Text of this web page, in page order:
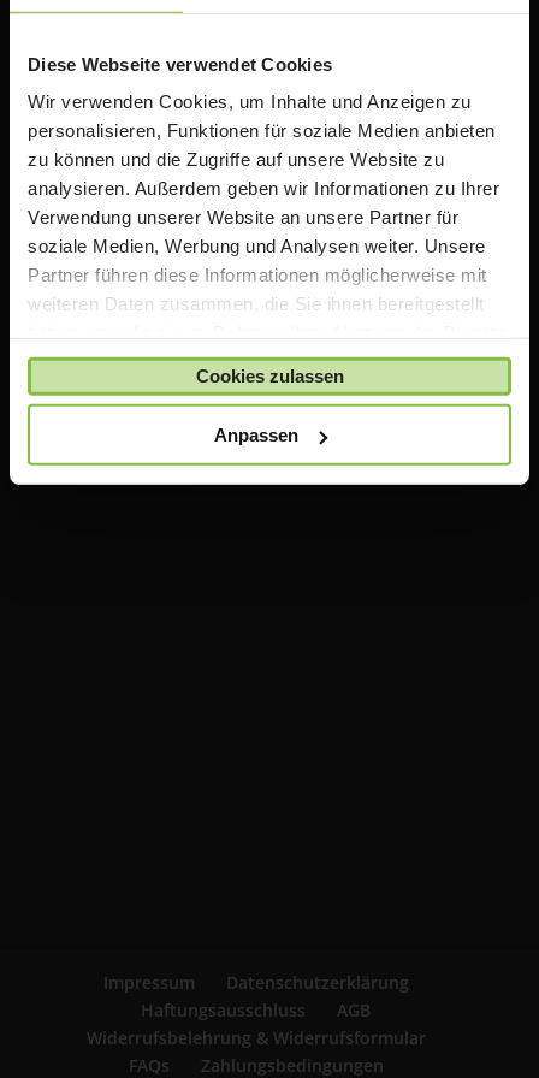
Diese Webseite verwendet Cookies
Wir verwenden Cookies, um Inhalte und Anzeigen zu
personalisieren, Funktionen für soziale Medien anbieten
zu können und die Zugriffe auf unsere Website zu
analysieren. Außerdem geben wir Informationen zu Ihrer
Verwendung unserer Website an unsere Partner für
soziale Medien, Werbung und Analysen weiter. Unsere
Partner führen diese Informationen möglicherweise mit
weiteren Daten zusammen, die Sie ihnen bereitgestellt
gesammelt haben.
Cookies zulassen
Anpassen
Rabatten auf Apple Produkte. Wir bieten zusätzlich
das Thema iPad in der Schule an.
Wichtiger Hinweis
Die auf TeacherStore.de gezeigten Preise beinhalten
bereits spezielle Rabatte für Lehrer und Schulen .
Für den Einkauf im TeacherStore.de benötigen Sie einen
aktuellen Nachweis über Ihre Lehrtätigkeit an einer
anerkannten Bildungseinrichtung.
Zahlung bei uns eingegangen ist und uns Ihr Nachweis
über Ihre Lehrtätigkeit vorliegt.
Impressum
Datenschutzerklärung
Haftungsausschluss
AGB
Widerrufsbelehrung & Widerrufsformular
FAQs
Zahlungsbedingungen